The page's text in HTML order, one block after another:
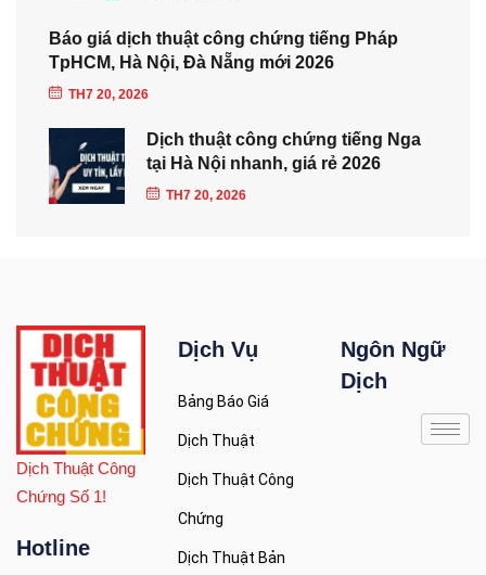
Báo giá dịch thuật công chứng tiếng Pháp
TpHCM, Hà Nội, Đà Nẵng mới 2026
TH7 20, 2026
Dịch thuật công chứng tiếng Nga
tại Hà Nội nhanh, giá rẻ 2026
TH7 20, 2026
Dịch Thuật Công
Chứng Số 1!
Hotline
Dịch Vụ
Bảng Báo Giá
Dịch Thuật
Dịch Thuật Công
Chứng
Dịch Thuật Bản
Ngôn Ngữ
Dịch